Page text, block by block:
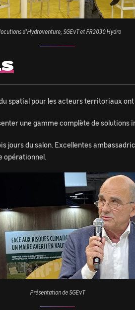
d'Hydroventure, SGEvT et FR2030 Hydro
spatial pour les acteurs territoriaux
une gamme complète de solutions
jours du salon. Excellentes
opérationnel.
Présentation de SGEvT